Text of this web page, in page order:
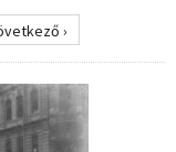
›